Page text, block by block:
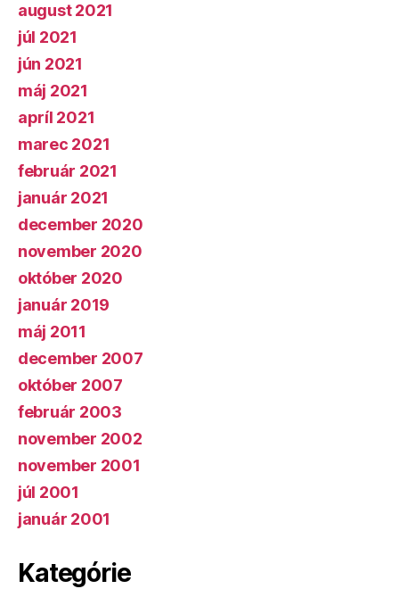
august 2021
júl 2021
jún 2021
máj 2021
apríl 2021
marec 2021
február 2021
január 2021
december 2020
november 2020
október 2020
január 2019
máj 2011
december 2007
október 2007
február 2003
november 2002
november 2001
júl 2001
január 2001
Kategórie